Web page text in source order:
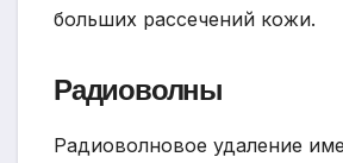
больших рассечений кожи.
Радиоволны
Радиоволновое удаление